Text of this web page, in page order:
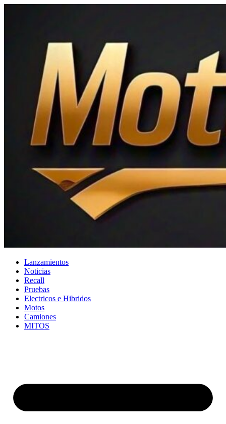
Lanzamientos
Noticias
Recall
Pruebas
Electricos e Hibridos
Motos
Camiones
MITOS